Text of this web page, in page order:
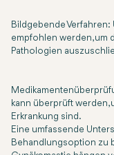
Bildgebende
empfohlen werden, um
Pathologien
kann überprüft werden,
Erkrankung sind.
Eine umfassende
Behandlungsoption zu